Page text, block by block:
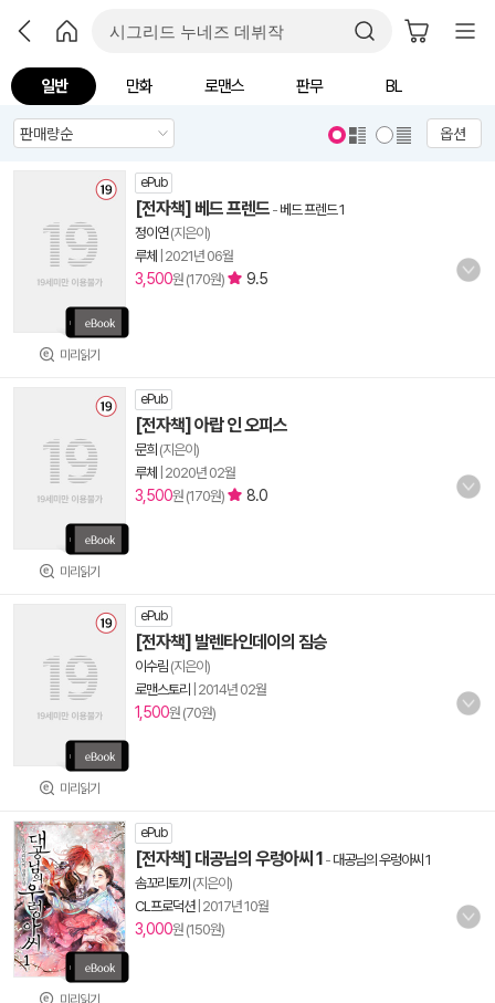
일반 만화 로맨스 판무 BL
옵션
미리읽기
ePub
[전자책] 베드 프렌드 - 베드 프렌드 1
정이연(지은이)
루체
2021년 06월
3,500원 (170원) 9.5
미리읽기
ePub
[전자책] 아랍 인 오피스
문희 (지은이)
루체
2020년 02월
3,500원 (170원) 8.0
미리읽기
ePub
[전자책] 발렌타인데이의 짐승
이수림 (지은이)
로맨스토리
2014년 02월
1,500원 (70원)
미리읽기
ePub
[전자책] 대공님의 우렁아씨 1 - 대공님의 우렁아씨 1
솜꼬리토끼 (지은이)
CL프로덕션| 2017년 10월
3,000원 (150원)